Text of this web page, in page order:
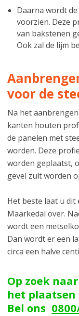
Daarna wordt
voorzien. Deze
van bakstenen
Ook zal de lijm
voor de
Na het
kanten houten
de panelen met
worden. Deze
worden geplaatst,
gevel zult worden
Het beste laat u dit
Maarkedal over.
wordt een
Dan wordt er een
circa een halve
Op zoek
het plaatsen
Bel ons